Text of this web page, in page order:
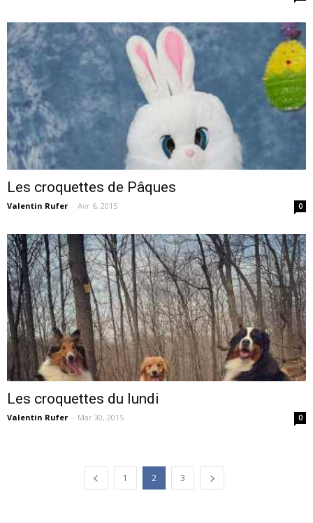
Les croquettes de Pâques
Valentin Rufer - Avr 6, 2015 0
Les croquettes du lundi
Valentin Rufer - Mar 30, 2015 0
1 2 3